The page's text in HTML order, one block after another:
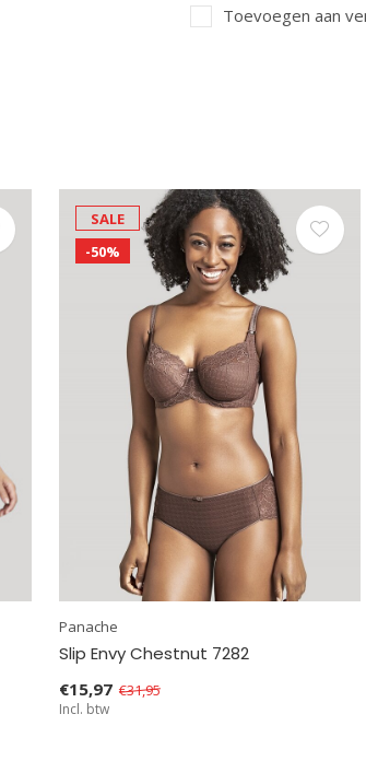
Toevoegen aan
SALE
-50%
Panache
Slip Envy Chestnut 7282
€15,97 €31,95
Incl. btw